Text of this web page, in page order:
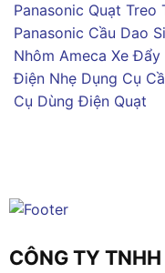
Panasonic Quạt Treo
Panasonic Cầu Dao
Nhôm Ameca Xe Đẩy
Điện Nhẹ Dụng Cụ
Cụ Dùng Điện Quạt
CÔNG TY